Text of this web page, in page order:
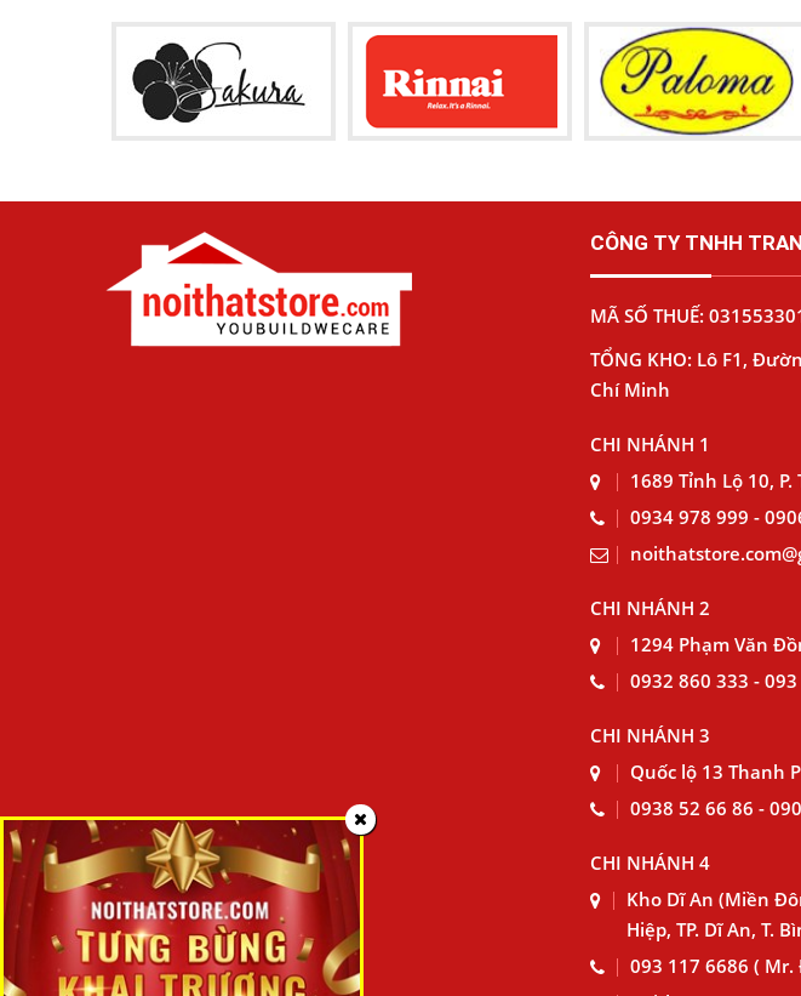
CÔNG TY TNHH
MÃ SỐ THUẾ:
TỔNG KHO: Lô F1,
Chí Minh
CHI NHÁNH 1
1689 Tỉnh Lộ 10, P.
0934 978 999 -
CHI NHÁNH 2
1294 Phạm Văn
0932 860 333 -
CHI NHÁNH 3
Quốc lộ 13 Thanh
0938 52 66 86 -
CHI NHÁNH 4
Kho Dĩ An (Miền
Hiệp, TP. Dĩ An, T.
093 117 6686 ( Mr.